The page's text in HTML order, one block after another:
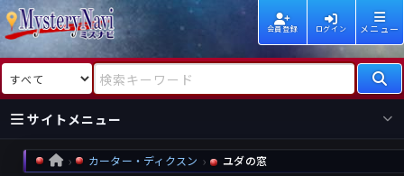
会員登録 ログイン メニュー
検索対象 検索キーワード
サイトメニュー
国内
海外
新着
HOME カーター・ディクスン ユダの窓